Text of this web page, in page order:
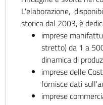
L'elaborazione,
storica dal 2003, è
imprese
stretto) da 1 a
dinamica di
imprese delle
fornisce dati
imprese